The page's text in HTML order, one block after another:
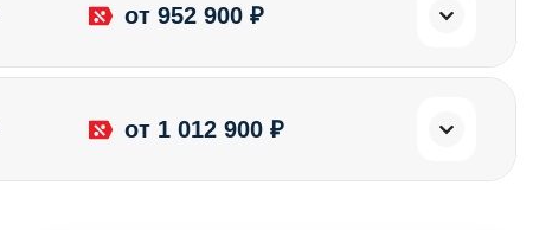
от 952 900 ₽
от 1 012 900 ₽